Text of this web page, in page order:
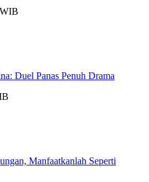
Duel Panas Penuh Drama
Manfaatkanlah Seperti